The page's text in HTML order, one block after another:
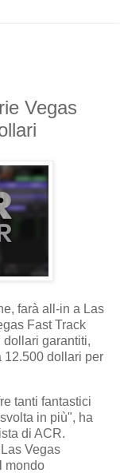
Vegas
farà all-in a Las
Fast Track
garantiti,
12.500 dollari per
tanti fantastici
in più", ha
di ACR.
Vegas
mondo